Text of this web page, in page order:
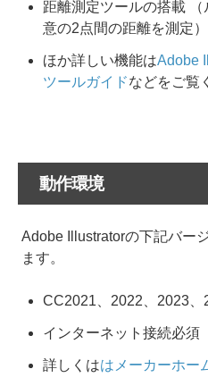
距離測定ツールの搭載
意の2点間の距離を測定）
ほか詳しい機能はAdobe
ツールガイドなどをご覧
動作環境
Adobe Illustratorの下記バー
ます。
CC2021、2022、2023、
インターネット接続必須
詳しくははメーカーホー